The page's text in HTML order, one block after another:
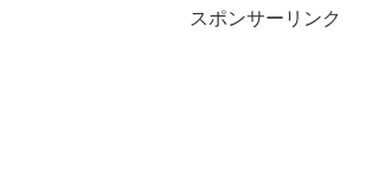
スポンサーリンク